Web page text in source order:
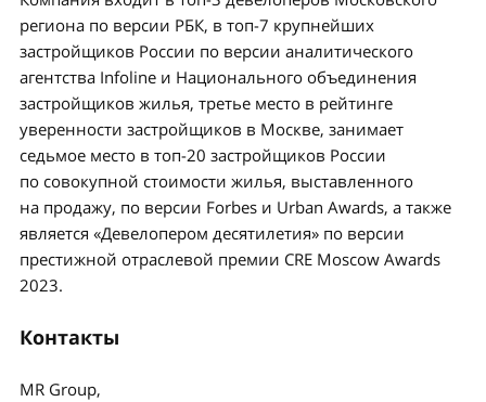
региона по версии РБК, в топ-7 крупнейших
застройщиков России по версии аналитического
агентства Infoline и Национального объединения
застройщиков жилья, третье место в рейтинге
уверенности застройщиков в Москве, занимает
седьмое место в топ-20 застройщиков России
по совокупной стоимости жилья, выставленного
на продажу, по версии Forbes и Urban Awards, а также
является «Девелопером десятилетия» по версии
престижной отраслевой премии CRE Moscow Awards
2023.
Контакты
MR Group,